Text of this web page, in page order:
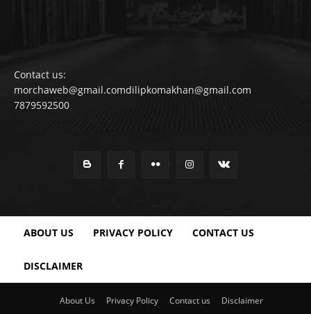
Contact us:
morchaweb@gmail.comdilipkomakhan@gmail.com
7879592500
ABOUT US PRIVACY POLICY CONTACT US
DISCLAIMER
About Us Privacy Policy Contact us Disclaimer